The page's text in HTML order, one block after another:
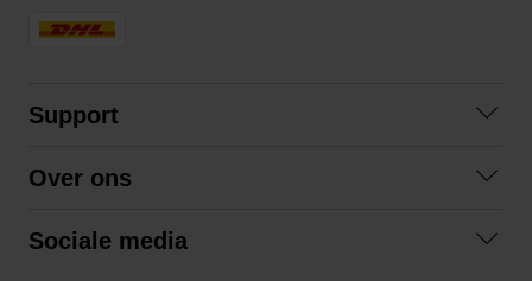
Support
Algemene voorwaarden
Over ons
Sociale media